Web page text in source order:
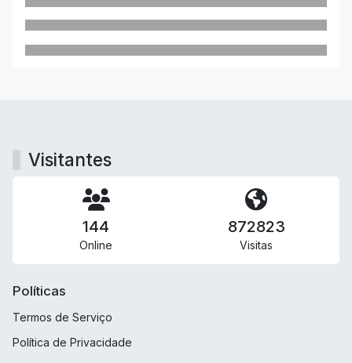
Visitantes
144
Online
872823
Visitas
Políticas
Termos de Serviço
Política de Privacidade